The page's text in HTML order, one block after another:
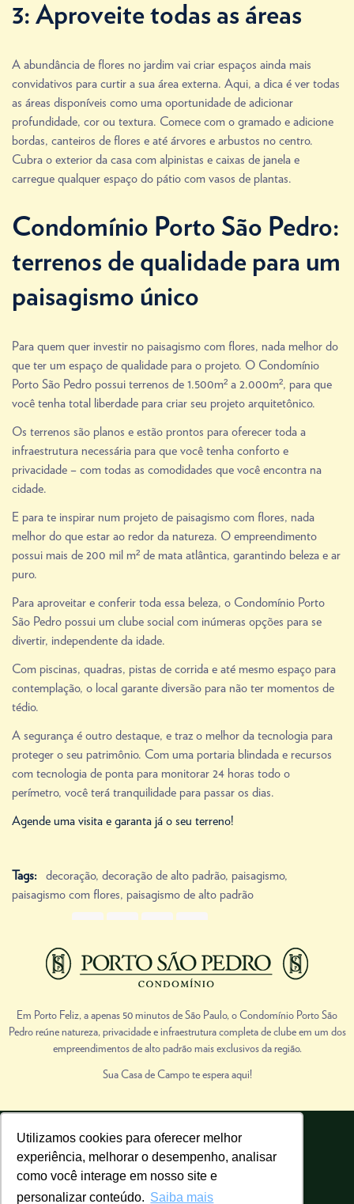
Utilizamos cookies para oferecer melhor
experiência, melhorar o desempenho, analisar
como você interage em nosso site e
personalizar conteúdo. Saiba mais
3: Aproveite todas as áreas
A abundância de flores no jardim vai criar espaços ainda mais
convidativos para curtir a sua área externa. Aqui, a dica é ver todas
as áreas disponíveis como uma oportunidade de adicionar
profundidade, cor ou textura. Comece com o gramado e adicione
bordas, canteiros de flores e até árvores e arbustos no centro.
Cubra o exterior da casa com alpinistas e caixas de janela e
carregue qualquer espaço do pátio com vasos de plantas.
Condomínio Porto São Pedro:
terrenos de qualidade para um
paisagismo único
Para quem quer investir no paisagismo com flores, nada melhor do
que ter um espaço de qualidade para o projeto. O Condomínio
Porto São Pedro possui terrenos de 1.500m² a 2.000m², para que
você tenha total liberdade para criar seu projeto arquitetônico.
Os terrenos são planos e estão prontos para oferecer toda a
infraestrutura necessária para que você tenha conforto e
privacidade – com todas as comodidades que você encontra na
cidade.
E para te inspirar num projeto de paisagismo com flores, nada
melhor do que estar ao redor da natureza. O empreendimento
possui mais de 200 mil m² de mata atlântica, garantindo beleza e ar
puro.
Para aproveitar e conferir toda essa beleza, o Condomínio Porto
São Pedro possui um clube social com inúmeras opções para se
divertir, independente da idade.
Com piscinas, quadras, pistas de corrida e até mesmo espaço para
contemplação, o local garante diversão para não ter momentos de
tédio.
A segurança é outro destaque, e traz o melhor da tecnologia para
proteger o seu patrimônio. Com uma portaria blindada e recursos
com tecnologia de ponta para monitorar 24 horas todo o
perímetro, você terá tranquilidade para passar os dias.
Agende uma visita e garanta já o seu terreno!
Tags: decoração, decoração de alto padrão, paisagismo,
paisagismo com flores, paisagismo de alto padrão
Em Porto Feliz, a apenas 50 minutos de São Paulo, o Condomínio Porto São
Pedro reúne natureza, privacidade e infraestrutura completa de clube em um dos
empreendimentos de alto padrão mais exclusivos da região.
Sua Casa de Campo te espera aqui!
Porto São Pedro | Todos os direitos reservados.
Realização de vendas: Cadu Migliorini Imóveis de Campo. CRECI 38851-J